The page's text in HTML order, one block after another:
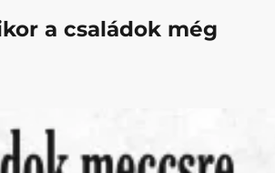
a családok még